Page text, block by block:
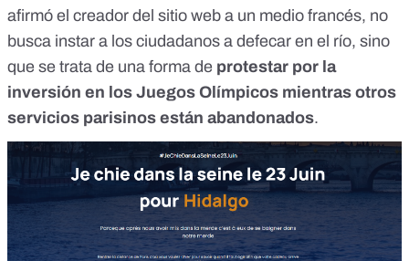
afirmó el creador del sitio web a un medio francés, no
busca instar a los ciudadanos a defecar en el río, sino
que se trata de una forma de protestar por la
inversión en los Juegos Olímpicos mientras otros
servicios parisinos están abandonados.